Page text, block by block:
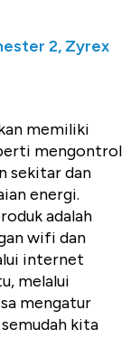
2, Zyrex
memiliki
mengontrol
sekitar dan
energi.
adalah
wifi dan
internet
melalui
mengatur
kita